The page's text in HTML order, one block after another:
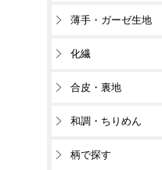
薄手・ガーゼ生地
化繊
合皮・裏地
和調・ちりめん
柄で探す